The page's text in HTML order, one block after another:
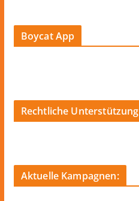
Boycat App
Rechtliche Unterstützung
Aktuelle Kampagnen: